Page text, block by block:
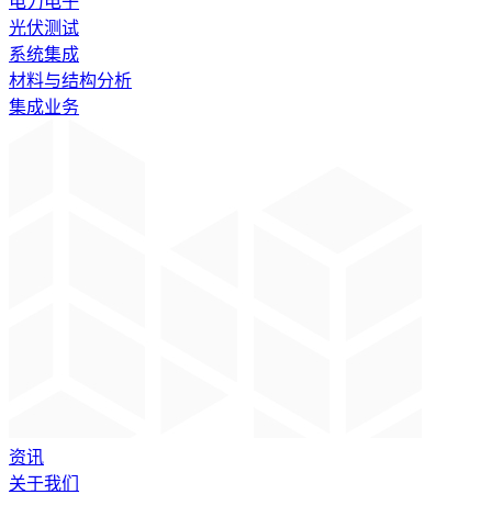
光伏测试
系统集成
材料与结构分析
集成业务
资讯
关于我们